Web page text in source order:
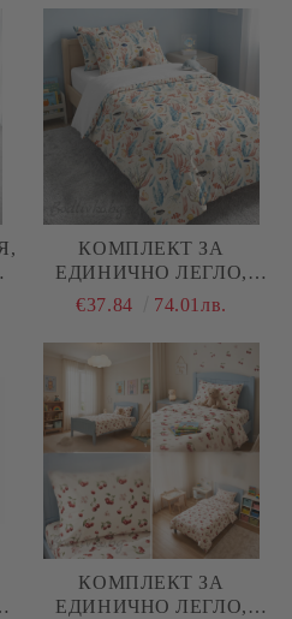
ПАМУК (ПОПЛИН), 3
ЧАСТИ
КОМПЛЕКТ ЗА
ЕДИНИЧНО ЛЕГЛО,
МОРСКО ДЪНО, 100%
(ПОПЛИН), 3 ЧАСТИ
€37.84 74.01лв.
КОМПЛЕКТ ЗА
ЕДИНИЧНО ЛЕГЛО,